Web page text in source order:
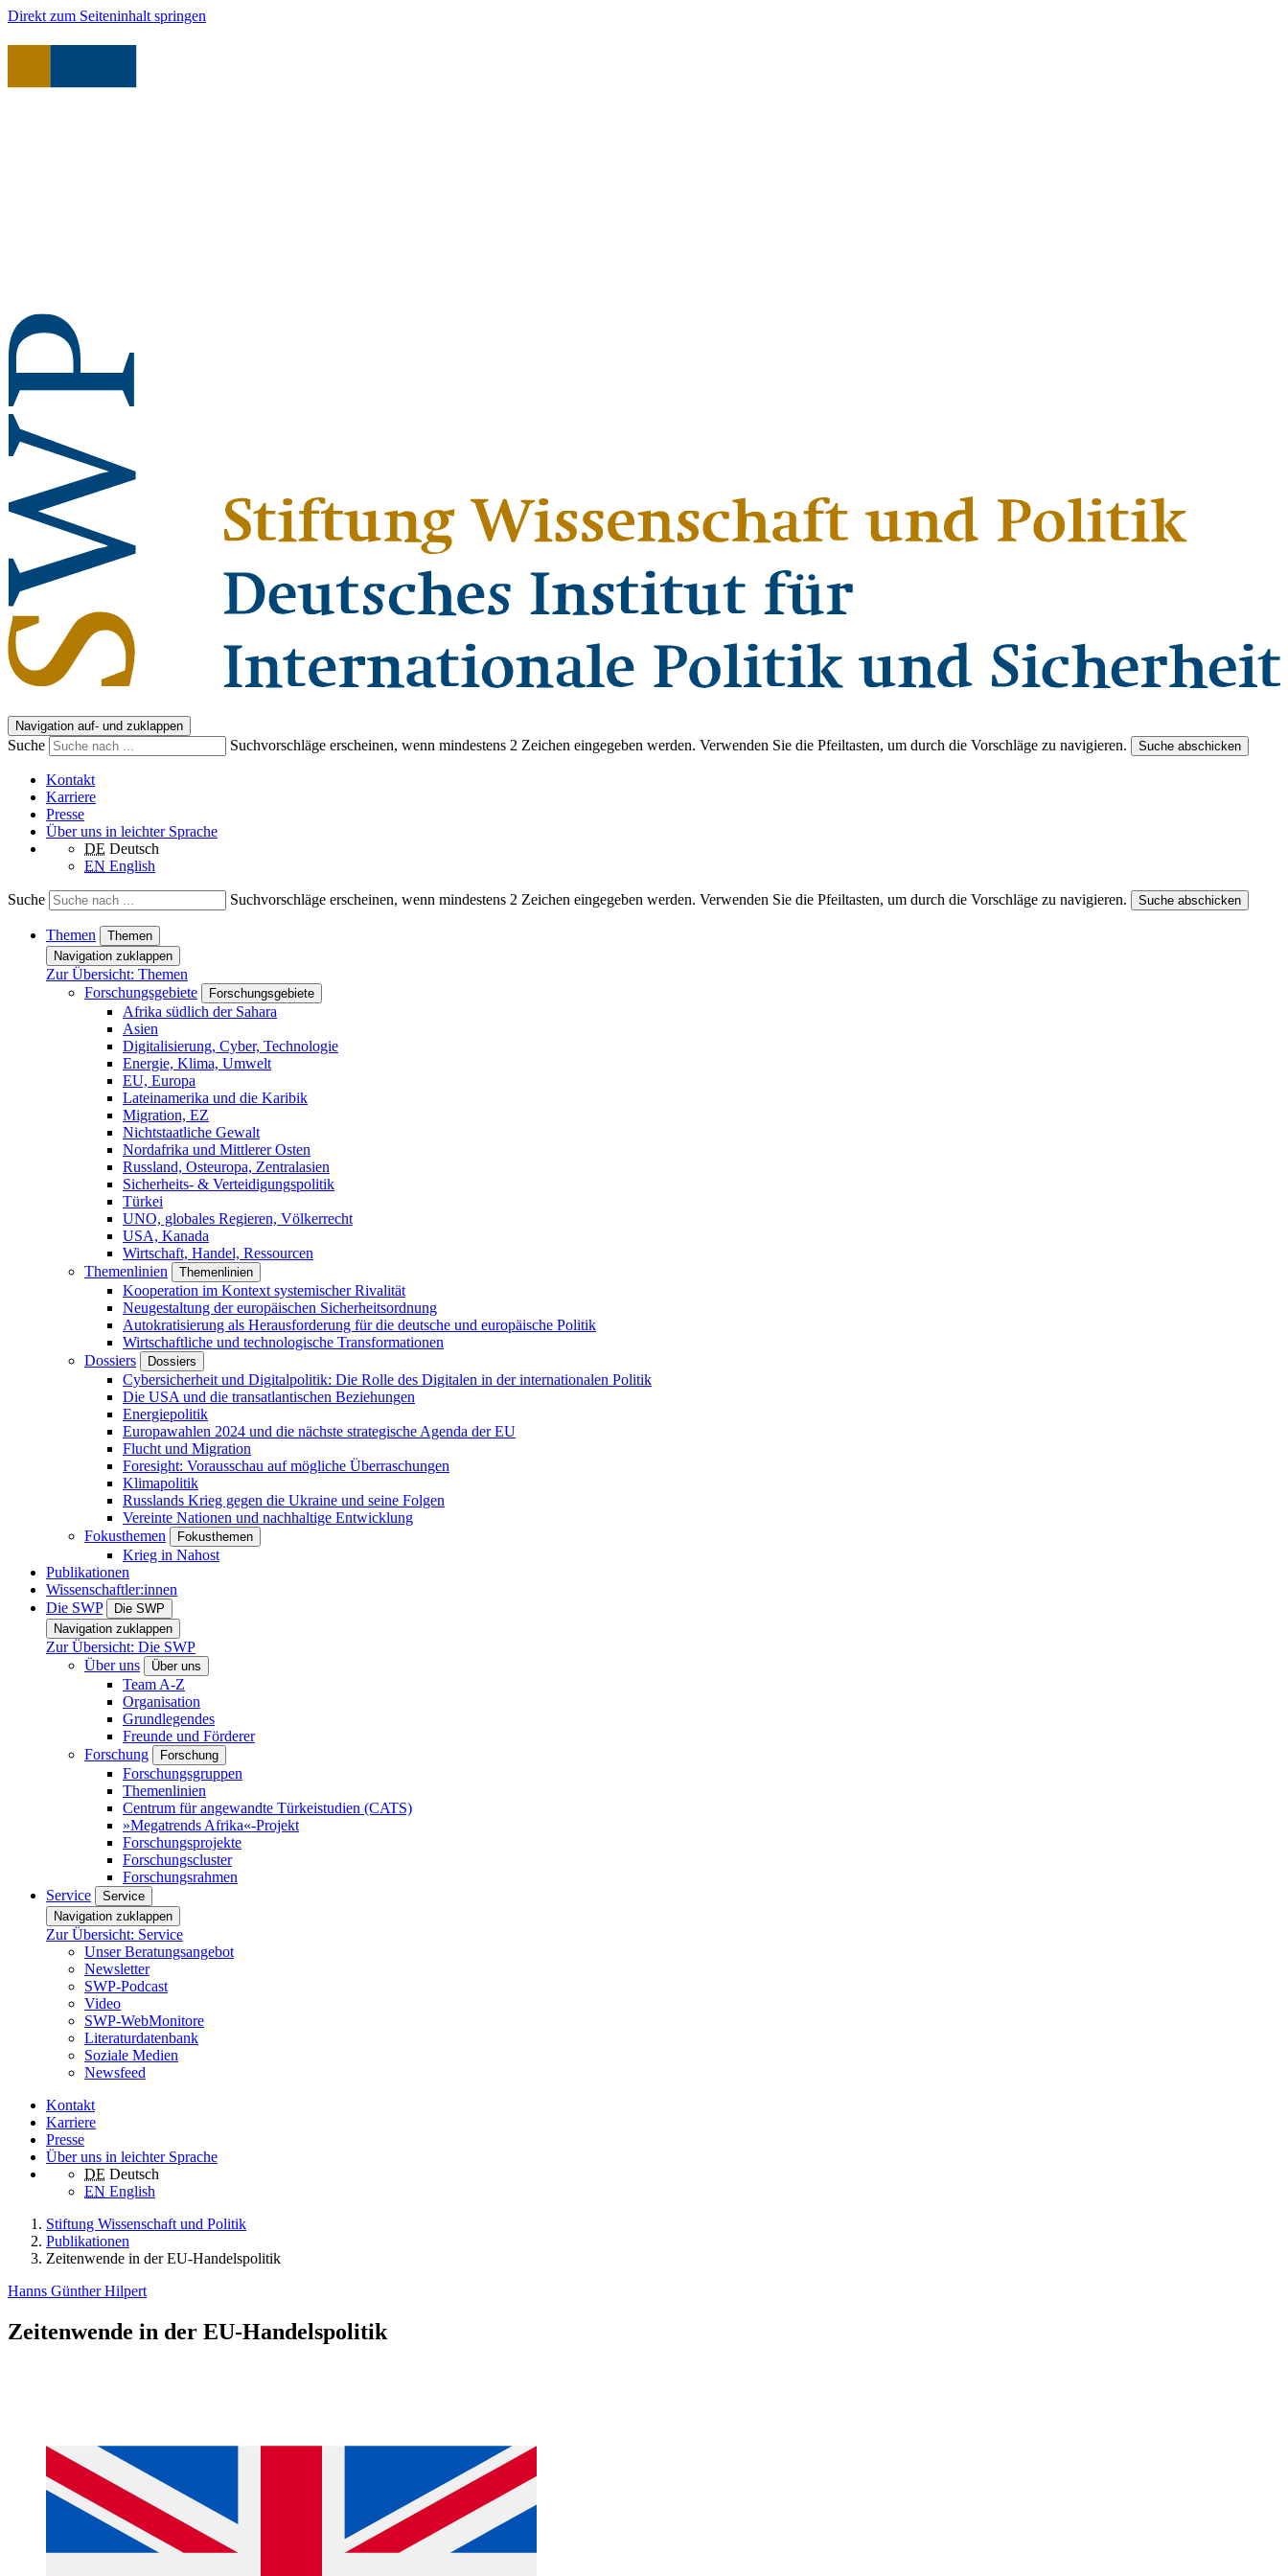
Direkt zum Seiteninhalt springen
Navigation auf- und zuklappen
Suche Suchvorschläge erscheinen, wenn mindestens 2 Zeichen eingegeben werden. Verwenden Sie die Pfeiltasten, um durch die Vorschläge zu navigieren. Suche abschicken
Kontakt
Karriere
Presse
Über uns in leichter Sprache
DE Deutsch
EN English
Suche Suchvorschläge erscheinen, wenn mindestens 2 Zeichen eingegeben werden. Verwenden Sie die Pfeiltasten, um durch die Vorschläge zu navigieren. Suche abschicken
Themen
Themen
Navigation zuklappen
Zur Übersicht: Themen
Forschungsgebiete
Forschungsgebiete
Afrika südlich der Sahara
Asien
Digitalisierung, Cyber, Technologie
Energie, Klima, Umwelt
EU, Europa
Lateinamerika und die Karibik
Migration, EZ
Nichtstaatliche Gewalt
Nordafrika und Mittlerer Osten
Russland, Osteuropa, Zentralasien
Sicherheits- & Verteidigungspolitik
Türkei
UNO, globales Regieren, Völkerrecht
USA, Kanada
Wirtschaft, Handel, Ressourcen
Themenlinien
Themenlinien
Kooperation im Kontext systemischer Rivalität
Neugestaltung der europäischen Sicherheitsordnung
Autokratisierung als Herausforderung für die deutsche und europäische Politik
Wirtschaftliche und technologische Transformationen
Dossiers
Dossiers
Cybersicherheit und Digitalpolitik: Die Rolle des Digitalen in der internationalen Politik
Die USA und die transatlantischen Beziehungen
Energiepolitik
Europawahlen 2024 und die nächste strategische Agenda der EU
Flucht und Migration
Foresight: Vorausschau auf mögliche Überraschungen
Klimapolitik
Russlands Krieg gegen die Ukraine und seine Folgen
Vereinte Nationen und nachhaltige Entwicklung
Fokusthemen
Fokusthemen
Krieg in Nahost
Publikationen
Wissenschaftler:innen
Die SWP
Die SWP
Navigation zuklappen
Zur Übersicht: Die SWP
Über uns
Über uns
Team A-Z
Organisation
Grundlegendes
Freunde und Förderer
Forschung
Forschung
Forschungsgruppen
Themenlinien
Centrum für angewandte Türkeistudien (CATS)
»Megatrends Afrika«-Projekt
Forschungsprojekte
Forschungscluster
Forschungsrahmen
Service
Service
Navigation zuklappen
Zur Übersicht: Service
Unser Beratungsangebot
Newsletter
SWP-Podcast
Video
SWP-WebMonitore
Literaturdatenbank
Soziale Medien
Newsfeed
Kontakt
Karriere
Presse
Über uns in leichter Sprache
DE Deutsch
EN English
Stiftung Wissenschaft und Politik
Publikationen
Zeitenwende in der EU-Handelspolitik
Hanns Günther Hilpert
Zeitenwende in der EU-Handelspolitik